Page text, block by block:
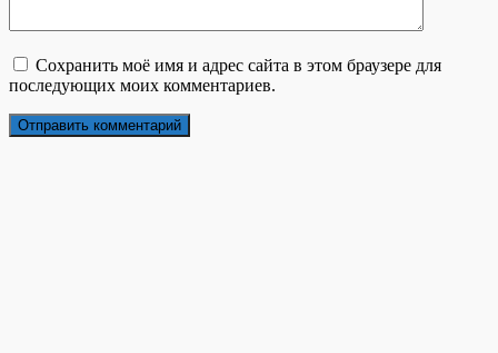
Сохранить моё имя и адрес сайта в этом браузере для
последующих моих комментариев.